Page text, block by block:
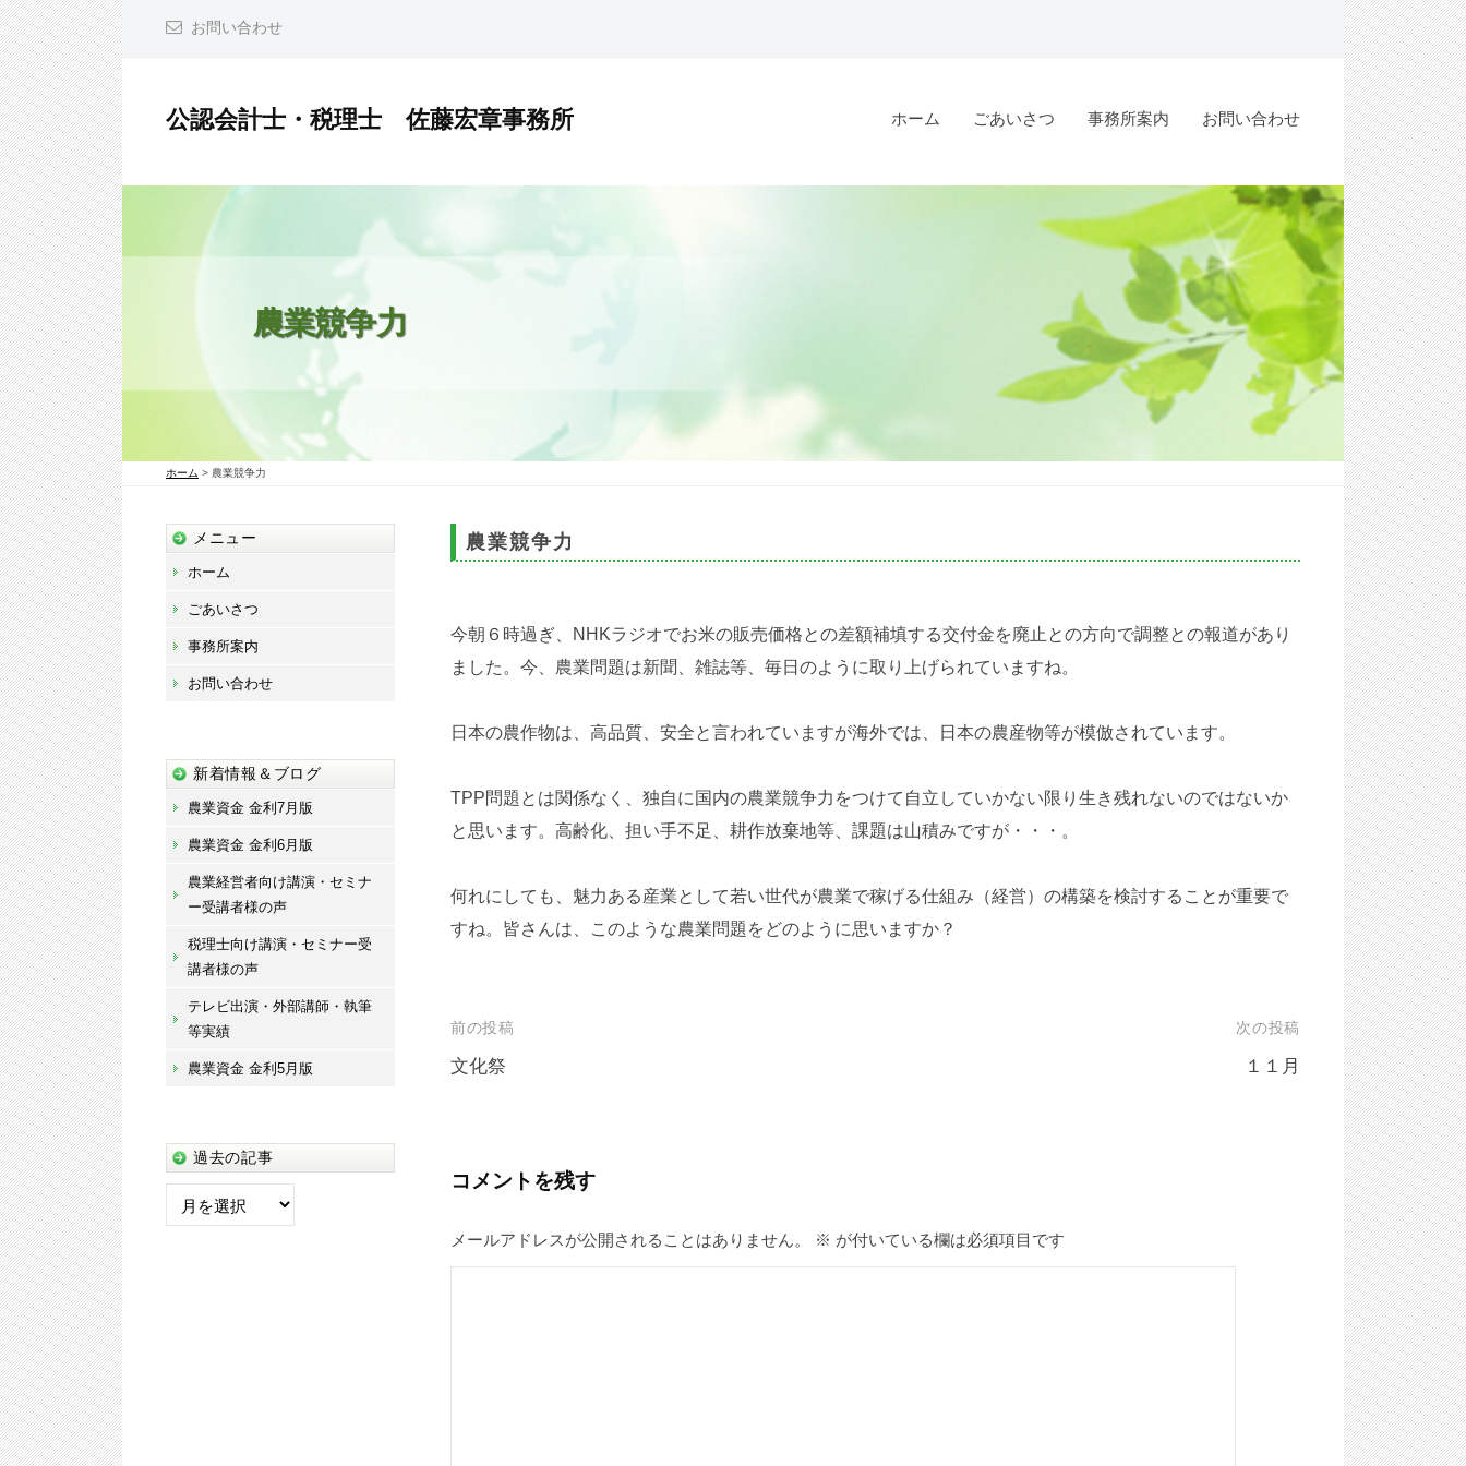
コ
ン
テ
ン
ツ
へ
ス
キ
ッ
プ
お問い合わせ
公認会計士・税理士 佐藤宏章事務所
認
佐
宏
章
ホーム ごあいさつ 事務所案内 お問い合わせ
農業競争力
ホーム > 農業競争力
農業競争力
今朝６時過ぎ、NHKラジオでお米の販売価格との差額補填する交付金を廃止との方向で調整との報道があり
ました。 今、農業問題は新聞、雑誌等、毎日のように取り上げられていますね。
日本の農作物は、高品質、安全と言われていますが海外では、日本の農産物等が模倣されています。
TPP問題とは関係なく、独自に国内の農業競争力をつけて 自立していかない限り生き残れないのではないか
と思います。 高齢化、担い手不足、耕作放棄地等、課題は山積みですが・・・。
何れにしても、魅力ある産業として若い世代が農業で稼げる仕組み（経営）の構築を検討することが重要で
すね。 皆さんは、このような農業問題をどのように思いますか？
投
稿
ゲ
シ
前の投稿
文化祭
次の投稿
１１月
コメントを残す
メールアドレスが公開されることはありません。 ※ が付いている欄は必須項目です
メニュー
ホーム
ごあいさつ
事務所案内
お問い合わせ
新着情報＆ブログ
農業資金 金利7月版
農業資金 金利6月版
農業経営者向け講演・セミナ
ー受講者様の声
税理士向け講演・セミナー受
講者様の声
テレビ出演・外部講師・執筆
等実績
農業資金 金利5月版
過去の記事
過